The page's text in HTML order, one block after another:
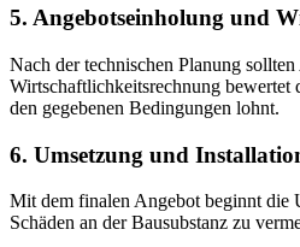
5. Angebotseinholung und
Nach der technischen Planung
Wirtschaftlichkeitsrechnung bewertet
den gegebenen Bedingungen lohnt.
6. Umsetzung und
Mit dem finalen Angebot beginnt die
Schäden an der Bausubstanz zu